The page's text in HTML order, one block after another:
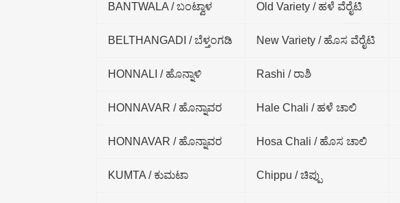
BANTWALA / ಬಂಟ್ವಾಳ Old Variety / ಹಳೆ ವೆರೈಟಿ
BELTHANGADI / ಬೆಳ್ತಂಗಡಿ New Variety / ಹೊಸ ವೆರೈಟಿ
HONNALI / ಹೊನ್ನಾಳಿ Rashi / ರಾಶಿ
HONNAVAR / ಹೊನ್ನಾವರ Hale Chali / ಹಳೆ ಚಾಲಿ
HONNAVAR / ಹೊನ್ನಾವರ Hosa Chali / ಹೊಸ ಚಾಲಿ
KUMTA / ಕುಮಟಾ Chippu / ಚಿಪ್ಪು